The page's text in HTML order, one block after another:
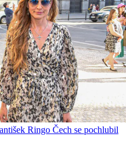
Ringo Čech se pochlubil